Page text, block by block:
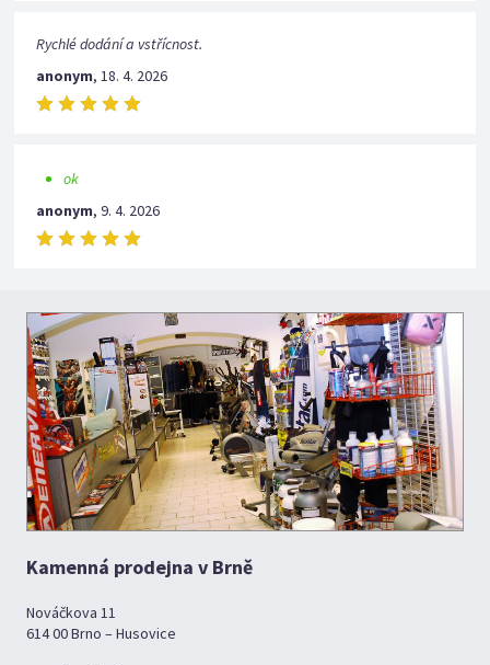
Rychlé dodání a vstřícnost.
anonym,18. 4. 2026
ok
anonym,9. 4. 2026
Kamenná prodejna v Brně
Nováčkova 11
614 00 Brno – Husovice